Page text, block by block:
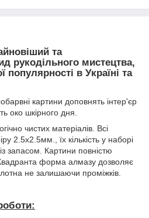
та
рукодільного мистецтва,
в Україні та
картини доповнять інтер'єр
око шкірного дня.
чистих матеріалів. Всі
2.5х2.5мм., їх кількість у наборі
запасом. Картини повністю
форма алмазу дозволяє
не залишаючи проміжків.